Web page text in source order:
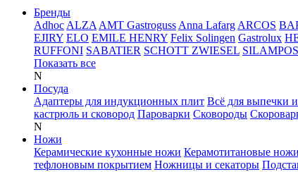
Бренды
Adhoc ALZA AMT Gastroguss Anna Lafarg ARCOS
EJIRY ELO EMILE HENRY Felix Solingen Gastrolux
RUFFONI SABATIER SCHOTT ZWIESEL SILAMPOS
Показать все
N
Посуда
Адаптеры для индукционных плит Всё для выпечки
кастрюль и сковород Пароварки Сковороды
N
Ножи
Керамические кухонные ножи Керамотитановые ножи
тефлоновым покрытием Ножницы и секаторы